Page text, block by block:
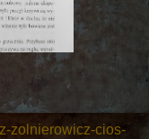
zolnierowicz-cios-